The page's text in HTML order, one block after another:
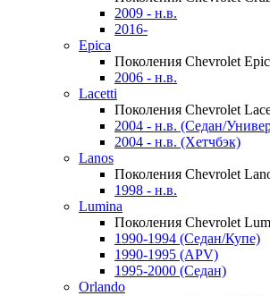
2009 - н.в.
2016-
Epica
Поколения Chevrolet
2006 - н.в.
Lacetti
Поколения Chevrolet
2004 - н.в. (Седан/
2004 - н.в. (Хетчбэк)
Lanos
Поколения Chevrolet
1998 - н.в.
Lumina
Поколения Chevrolet
1990-1994 (Седан/Купе)
1990-1995 (APV)
1995-2000 (Седан)
Orlando